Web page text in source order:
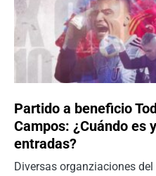
Partido a beneficio
Campos: ¿Cuándo es
entradas?
Diversas organziaciones